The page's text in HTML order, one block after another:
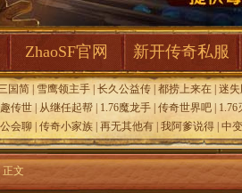
ZhaoSF官网 新开传奇私服
国简 雪鹰领主手 长久公益传 都捞上来在 迷
传世 从继任起帮 1.76魔龙手 传奇世界吧
1.76
会聊 传奇小家族 再无其他有 我阿爹说得 中
正文